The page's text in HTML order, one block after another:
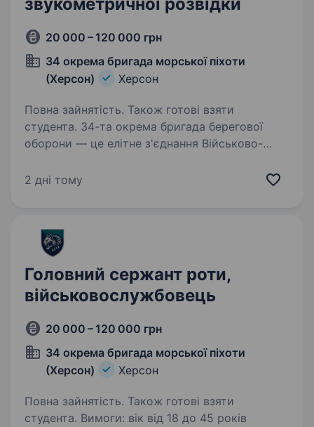
20 000 – 120 000 грн
34 окрема бригада морської піхоти
(Херсон)
Херсон
Повна зайнятість. Також готові взяти
студента. 34-та окрема бригада берегової
оборони — це елітне з'єднання Військово-
року офіційно стало частиною 30-го корпусу
2 дні тому
Головний сержант роти,
військовослужбовець
20 000 – 120 000 грн
34 окрема бригада морської піхоти
(Херсон)
Херсон
Повна зайнятість. Також готові взяти
студента. Вимоги: вік від 18 до 45 років